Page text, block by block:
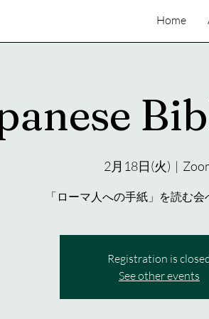
Home
2月18日(火)
  |
「ローマ人への手紙」を読む会
Registration is
See other events